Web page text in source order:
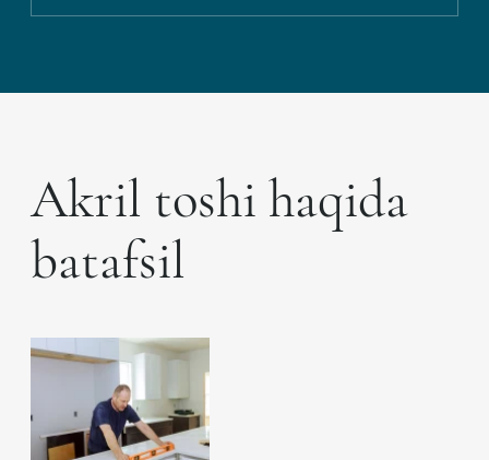
Akril toshi haqida
batafsil